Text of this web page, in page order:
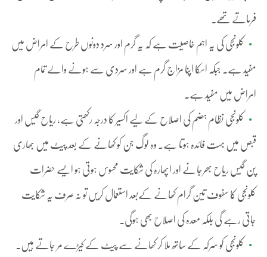
فرماتے تھے۔
کلونجی کی یہ اہم خاصیت ہے کہ یہ گرم اور سرد دونوں طرح کے امراض میں
مفید ہے۔ جبکہ اسکا اپنا مزاج گرم ہے اور سردی سے ہونے والے تمام
امراض میں مفید ہے۔
کلونجی نظام ہضم کی اصلاح کے لیے اکسیر کا درجہ رکھتی ہے، ریاح گیس اور
قبص میں بہت فائدہ ہوتا ہے۔ وہ لوگ جن کو کھانے کے بعد پیٹ میں بھاری
پن گیس ریاح بھرجانے اور اپھارہ کی شکایت محسوس ہوتی ہو ایسے حضرات
کلونجی کا سفوف تین گرام کھانے کےبعد استعمال کریں تو نہ صرف یہ شکایت
جاتی رہے گی بلکہ معدہ کی اصلاح بھی ہوگی۔
کلونجی کو سرکہ کے ساتھ ملا کر کھانے سے پیٹ کے کیڑے مر جاتے ہیں۔